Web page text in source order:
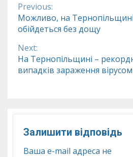
Continue
Reading
Previous:
Можливо, на
обійдеться без дощу
Next:
На Тернопільщині –
випадків зараження
Залишити відповідь
Ваша e-mail адреса не